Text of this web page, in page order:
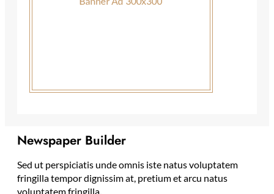
Newspaper Builder
Sed ut perspiciatis unde omnis iste natus voluptatem
fringilla tempor dignissim at, pretium et arcu natus
voluptatem fringilla.